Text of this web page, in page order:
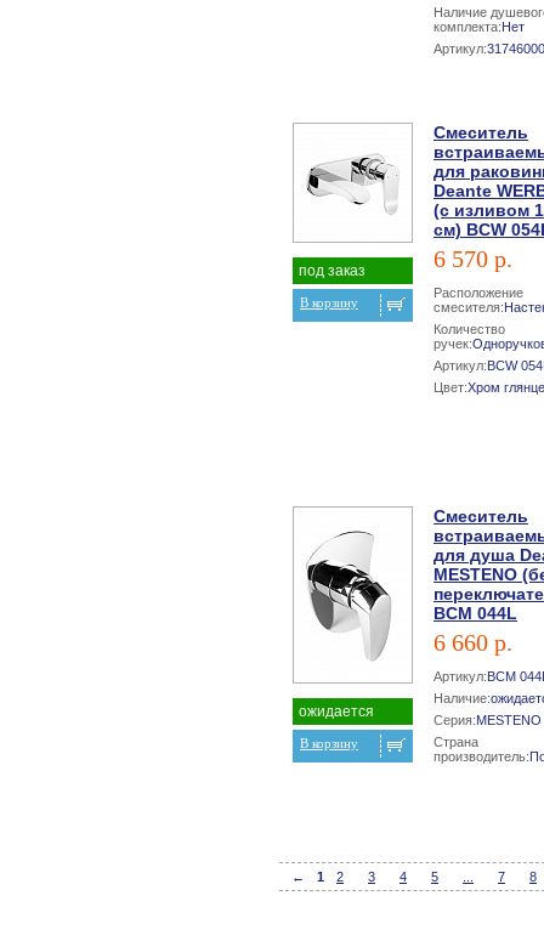
Наличие
комплекта:Нет
Артикул:31746000
под заказ
В корзину
Смеситель
для
Deante
(с изливом
см) BCW
6 570 р.
Расположение
смесителя:
Количество
ручек:
Артикул:BCW
Цвет:Хром
ожидается
В корзину
Смеситель
для душа
MESTENO
BCM 044L
6 660 р.
Артикул:BCM
Наличие:
Серия:MESTENO
Страна
производитель:
← 1 2 3 4 5 7 8